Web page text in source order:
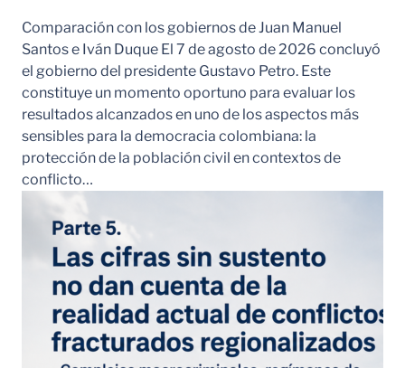
Comparación con los gobiernos de Juan Manuel
Santos e Iván Duque El 7 de agosto de 2026 concluyó
el gobierno del presidente Gustavo Petro. Este
constituye un momento oportuno para evaluar los
resultados alcanzados en uno de los aspectos más
sensibles para la democracia colombiana: la
protección de la población civil en contextos de
conflicto…